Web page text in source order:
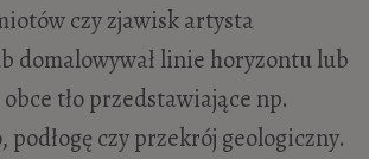
czy zjawisk artysta
domalowywał linie horyzontu lub
tło przedstawiające np.
czy przekrój geologiczny.